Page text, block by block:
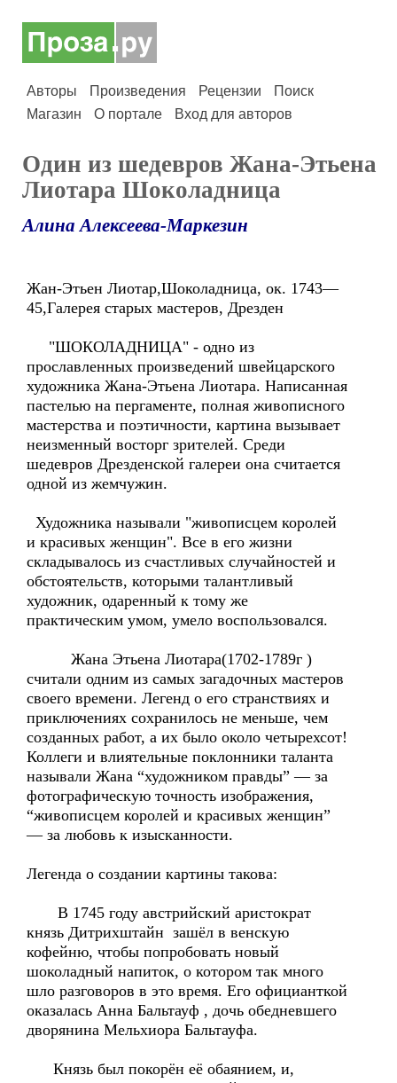
Авторы Произведения Рецензии
Поиск
Магазин
О портале Вход для авторов
Один из шедевров Жана-Этьена
Лиотара Шоколадница
Алина Алексеева-Маркезин
Жан-Этьен Лиотар,Шоколадница, ок. 1743—
45,Галерея старых мастеров, Дрезден
"ШОКОЛАДНИЦА" - одно из
прославленных произведений швейцарского
художника Жана-Этьена Лиотара. Написанная
пастелью на пергаменте, полная живописного
мастерства и поэтичности, картина вызывает
неизменный восторг зрителей. Среди
шедевров Дрезденской галереи она считается
одной из жемчужин.
Художника называли "живописцем королей
и красивых женщин". Все в его жизни
складывалось из счастливых случайностей и
обстоятельств, которыми талантливый
художник, одаренный к тому же
практическим умом, умело воспользовался.
Жана Этьена Лиотара(1702-1789г )
считали одним из самых загадочных мастеров
своего времени. Легенд о его странствиях и
приключениях сохранилось не меньше, чем
созданных работ, а их было около четырехсот!
Коллеги и влиятельные поклонники таланта
называли Жана “художником правды” — за
фотографическую точность изображения,
“живописцем королей и красивых женщин”
— за любовь к изысканности.
Легенда о создании картины такова:
В 1745 году австрийский аристократ
князь Дитрихштайн зашёл в венскую
кофейню, чтобы попробовать новый
шоколадный напиток, о котором так много
шло разговоров в это время. Его официанткой
оказалась Анна Бальтауф , дочь обедневшего
дворянина Мельхиора Бальтауфа.
Князь был покорён её обаянием, и,